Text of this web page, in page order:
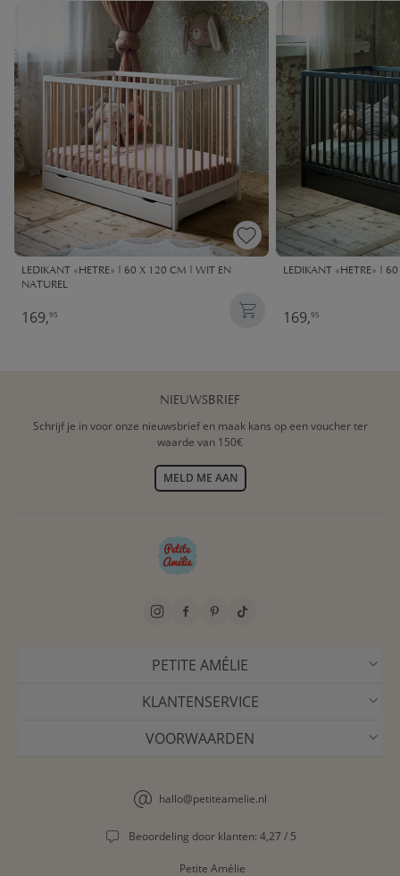
LEDIKANT «HETRE» | 60 X 120 CM | WIT EN
NATUREL
169,95
LEDIKANT «HETRE» |
169,95
NIEUWSBRIEF
Schrijf je in voor onze nieuwsbrief en maak kans op een voucher ter
waarde van 150€
MELD ME AAN
PETITE AMÉLIE
KLANTENSERVICE
VOORWAARDEN
hallo@petiteamelie.nl
Beoordeling door klanten: 4,27 / 5
Petite Amélie